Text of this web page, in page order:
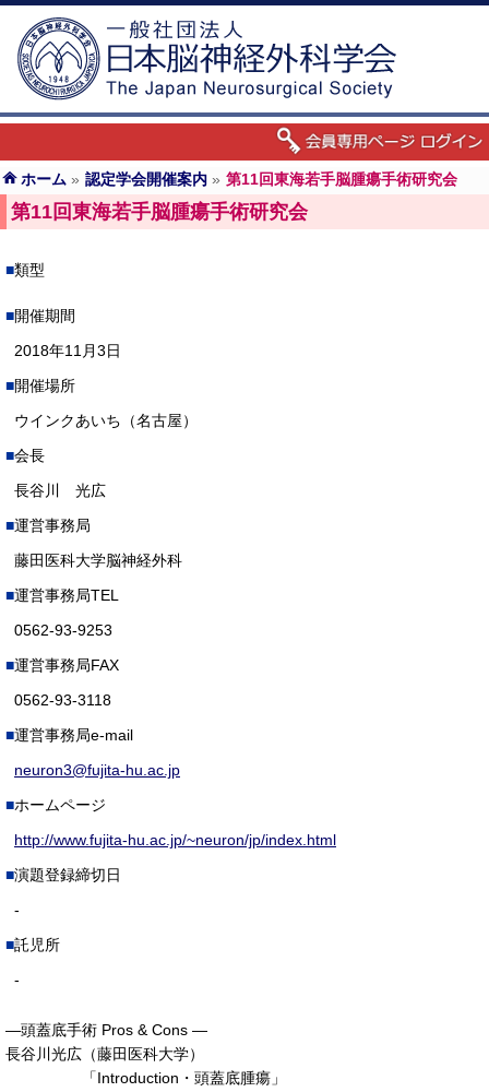
ホーム » 認定学会開催案内 » 第11回東海若手脳腫瘍手術研究会
第11回東海若手脳腫瘍手術研究会
類型
開催期間
2018年11月3日
開催場所
ウインクあいち（名古屋）
会長
長谷川 光広
運営事務局
藤田医科大学脳神経外科
運営事務局TEL
0562-93-9253
運営事務局FAX
0562-93-3118
運営事務局e-mail
neuron3@fujita-hu.ac.jp
ホームページ
http://www.fujita-hu.ac.jp/~neuron/jp/index.html
演題登録締切日
-
託児所
-
―頭蓋底手術 Pros & Cons ―
長谷川光広（藤田医科大学）
「Introduction・頭蓋底腫瘍」